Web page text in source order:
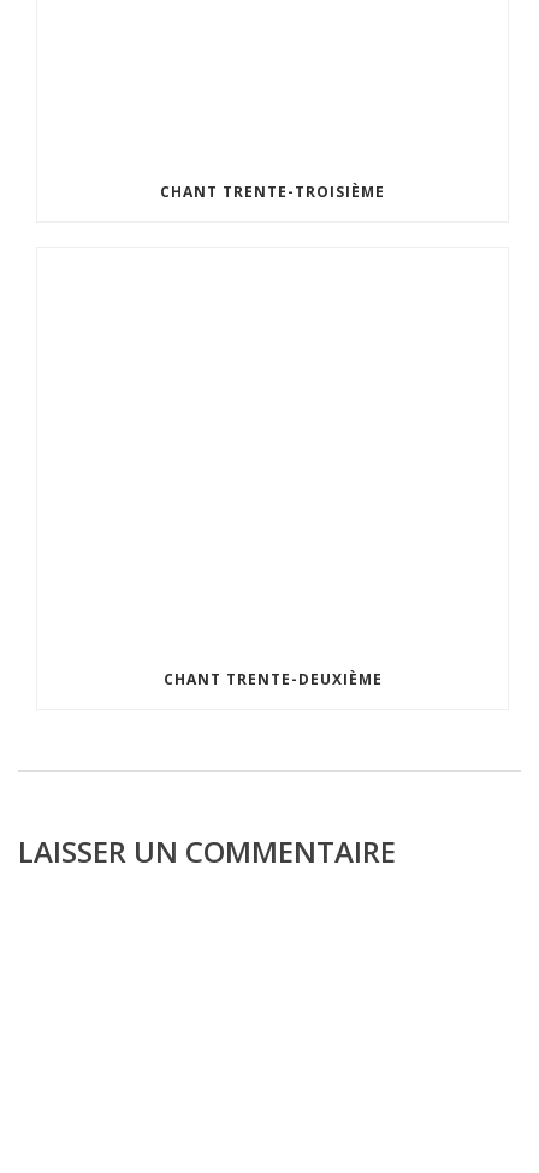
CHANT TRENTE-TROISIÈME
CHANT TRENTE-DEUXIÈME
LAISSER UN COMMENTAIRE